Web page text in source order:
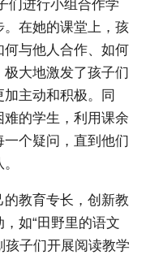
们进行小组合作学
在她的课堂上，孩
与他人合作、如何
大地激发了孩子们
主动和积极。同
的学生，利用课余
个疑问，直到他们
教育专长，创新教
如“田野里的语文
孩子们开展阅读教学